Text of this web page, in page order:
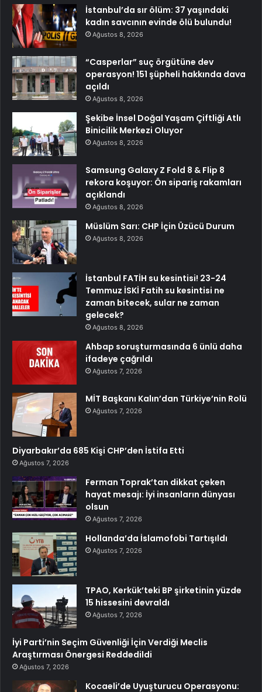
İstanbul’da sır ölüm: 37 yaşındaki
kadın savcının evinde ölü bulundu!
Ağustos 8, 2026
“Casperlar” suç örgütüne dev
operasyon! 151 şüpheli hakkında dava
açıldı
Ağustos 8, 2026
Şekibe İnsel Doğal Yaşam Çiftliği Atlı
Binicilik Merkezi Oluyor
Ağustos 8, 2026
Samsung Galaxy Z Fold 8 & Flip 8
rekora koşuyor: Ön sipariş rakamları
açıklandı
Ağustos 8, 2026
Müslüm Sarı: CHP İçin Üzücü Durum
Ağustos 8, 2026
İstanbul FATİH su kesintisi! 23-24
Temmuz İSKİ Fatih su kesintisi ne
zaman bitecek, sular ne zaman
gelecek?
Ağustos 8, 2026
Ahbap soruşturmasında 6 ünlü daha
ifadeye çağrıldı
Ağustos 7, 2026
MİT Başkanı Kalın’dan Türkiye’nin Rolü
Ağustos 7, 2026
Diyarbakır’da 685 Kişi CHP’den İstifa Etti
Ağustos 7, 2026
Ferman Toprak’tan dikkat çeken
hayat mesajı: İyi insanların dünyası
olsun
Ağustos 7, 2026
Hollanda’da İslamofobi Tartışıldı
Ağustos 7, 2026
TPAO, Kerkük’teki BP şirketinin yüzde
15 hissesini devraldı
Ağustos 7, 2026
İyi Parti’nin Seçim Güvenliği İçin Verdiği Meclis
Araştırması Önergesi Reddedildi
Ağustos 7, 2026
Kocaeli’de Uyuşturucu Operasyonu: